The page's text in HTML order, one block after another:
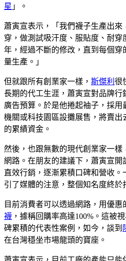
星 」。
蕭寅宣表示，「我們襪子生產出來
穿，做測試吸汗度、服貼度、耐
年，經過不斷的修改，直到每個穿
量生產。」
但就跟所有創業家一樣， 斯傑利 很
長期的代工生涯，蕭寅宣對品牌行
廣告預算。於是他捲起袖子，採
機關或科技園區設攤展售，將賣出
的累績資金。
然後，也跟無數的現代創業家一樣
網路。在朋友的建議下，蕭寅宣開
直效行銷，逐漸累積口碑和營收
引了媒體的注意，整個知名度終於
目前消費者可以透過網路，用優惠
襪 ，據稱回購率高達100%。這被
碑累積的代表性案例，如今，談到
在台灣穩坐市場龍頭的寶座。